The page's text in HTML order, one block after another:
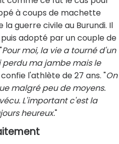
à coups de machette
la guerre civile au Burundi. Il
adopté par un couple de
Pour moi, la vie a tourné d'un
ma jambe mais le
confie l'athlète de 27 ans. "On
malgré peu de moyens.
L'important c'est la
heureux."